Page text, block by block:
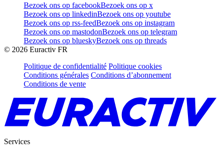
Bezoek ons op facebookBezoek ons op x
Bezoek ons op linkedinBezoek ons op youtube
Bezoek ons op rss-feedBezoek ons op instagram
Bezoek ons op mastodonBezoek ons op telegram
Bezoek ons op blueskyBezoek ons op threads
© 2026 Euractiv FR
Politique de confidentialité Politique cookies
Conditions générales Conditions d’abonnement
Conditions de vente
Services